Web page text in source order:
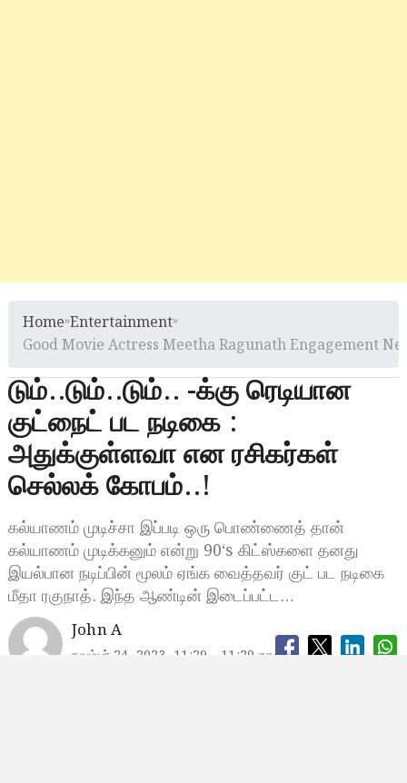
Home»Entertainment»
Good Movie Actress Meetha Ragunath Engagement
டும்..டும்..டும்.. -க்கு ரெடியான
குட்நைட் பட நடிகை :
அதுக்குள்ளவா என ரசிகர்கள்
செல்லக் கோபம்..!
கல்யாணம் முடிச்சா இப்படி ஒரு பொண்ணைத் தான்
கல்யாணம் முடிக்கனும் என்று 90‘s கிட்ஸ்களை தனது
இயல்பான நடிப்பின் மூலம் ஏங்க வைத்தவர் குட் பட நடிகை
மீதா ரகுநாத். இந்த ஆண்டின் இடைப்பட்ட…
John A
நவம்பர் 24, 2023, 11:29 11:29 காலை